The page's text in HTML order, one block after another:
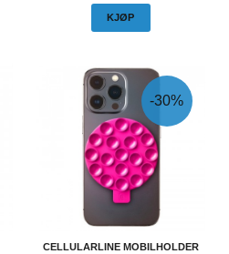
KJØP
CELLULARLINE MOBILHOLDER
-30%